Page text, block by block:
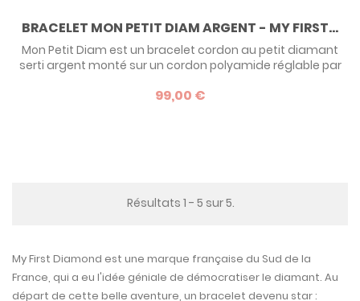
BRACELET MON PETIT DIAM ARGENT - MY FIRST...
Mon Petit Diam est un bracelet cordon au petit diamant
serti argent monté sur un cordon polyamide réglable par
modération ! La grande adaptabilité de son bracelet en
99,00 €
Résultats 1 - 5 sur 5.
My First Diamond est une marque française du Sud de la
France, qui a eu l'idée géniale de démocratiser le diamant. Au
départ de cette belle aventure, un bracelet devenu star :